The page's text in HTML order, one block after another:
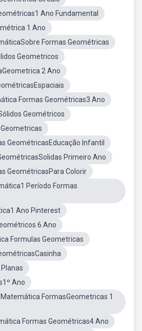
Ano Fundamental
1 Ano
Formas Geométricas
Geometricos
2 Ano
Formas Geométricas3 Ano
Geométricos
GeométricasEducação Infantil
Primeiro Ano
GeométricasPara Colorir
Período Formas
Ano Pinterest
6 Ano
Formulas Geometricas
Ano
FormasGeometricas 1
Formas Geométricas4 Ano